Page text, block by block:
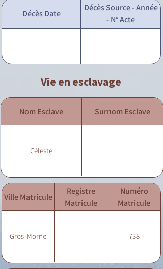
Décès Date
Décès Source - Année
- N° Acte
Vie en esclavage
Nom Esclave Surnom Esclave
Céleste
Ville Matricule
Registre
Matricule
Numéro
Matricule
Gros-Morne 738